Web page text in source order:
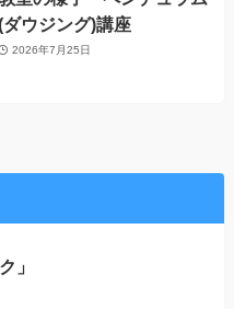
ダウジング)講座
2026年7月25日
」